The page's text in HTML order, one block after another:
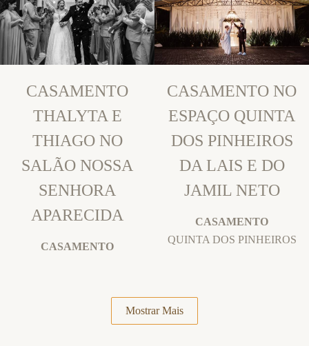
CASAMENTO
THALYTA E
THIAGO NO
SALÃO NOSSA
SENHORA
APARECIDA
CASAMENTO
CASAMENTO NO
ESPAÇO QUINTA
DOS PINHEIROS
DA LAIS E DO
JAMIL NETO
CASAMENTO
QUINTA DOS PINHEIROS
Mostrar Mais